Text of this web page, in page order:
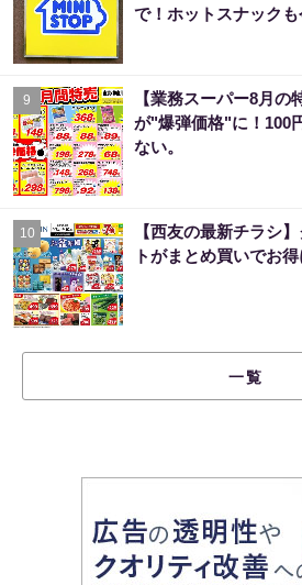
で！ホットスナックも
9
【業務スーパー8月
が"爆弾価格"に！100
ない。
10
【西友の最新チラシ
トがまとめ買いでお
一覧